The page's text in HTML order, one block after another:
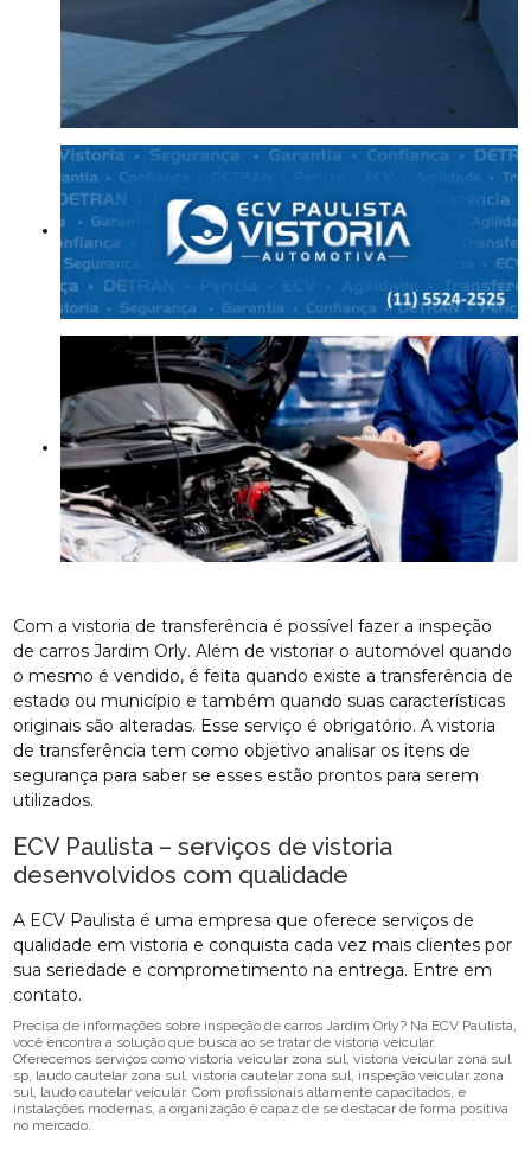
Com a vistoria de transferência é possível fazer a inspeção
de carros Jardim Orly. Além de vistoriar o automóvel quando
o mesmo é vendido, é feita quando existe a transferência de
estado ou município e também quando suas características
originais são alteradas. Esse serviço é obrigatório. A vistoria
de transferência tem como objetivo analisar os itens de
segurança para saber se esses estão prontos para serem
utilizados.
ECV Paulista – serviços de vistoria
desenvolvidos com qualidade
A ECV Paulista é uma empresa que oferece serviços de
qualidade em vistoria e conquista cada vez mais clientes por
sua seriedade e comprometimento na entrega. Entre em
contato.
Precisa de informações sobre inspeção de carros Jardim Orly? Na ECV Paulista,
você encontra a solução que busca ao se tratar de vistoria veicular.
Oferecemos serviços como vistoria veicular zona sul, vistoria veicular zona sul
sp, laudo cautelar zona sul, vistoria cautelar zona sul, inspeção veicular zona
sul, laudo cautelar veicular. Com profissionais altamente capacitados, e
instalações modernas, a organização é capaz de se destacar de forma positiva
no mercado.